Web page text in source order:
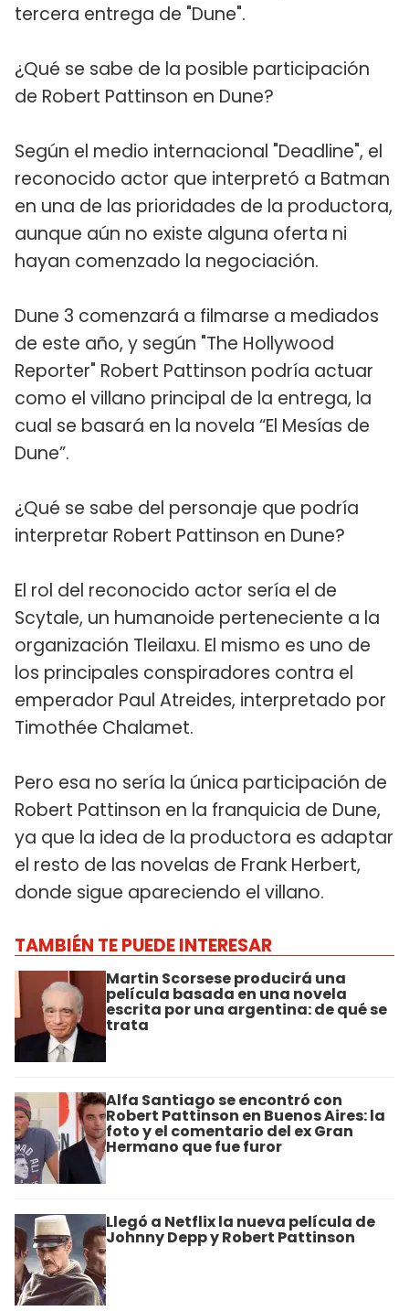
tercera entrega de "Dune".
¿Qué se sabe de la posible participación
de Robert Pattinson en Dune?
Según el medio internacional "Deadline", el
reconocido actor que interpretó a Batman
en una de las prioridades de la productora,
aunque aún no existe alguna oferta ni
hayan comenzado la negociación.
Dune 3 comenzará a filmarse a mediados
de este año, y según "The Hollywood
Reporter" Robert Pattinson podría actuar
como el villano principal de la entrega, la
cual se basará en la novela “El Mesías de
Dune”.
¿Qué se sabe del personaje que podría
interpretar Robert Pattinson en Dune?
El rol del reconocido actor sería el de
Scytale, un humanoide perteneciente a la
organización Tleilaxu. El mismo es uno de
los principales conspiradores contra el
emperador Paul Atreides, interpretado por
Timothée Chalamet.
Pero esa no sería la única participación de
Robert Pattinson en la franquicia de Dune,
ya que la idea de la productora es adaptar
el resto de las novelas de Frank Herbert,
donde sigue apareciendo el villano.
TAMBIÉN TE PUEDE INTERESAR
Martin Scorsese producirá una
película basada en una novela
escrita por una argentina: de qué se
trata
Alfa Santiago se encontró con
Robert Pattinson en Buenos Aires: la
foto y el comentario del ex Gran
Hermano que fue furor
Llegó a Netflix la nueva película de
Johnny Depp y Robert Pattinson